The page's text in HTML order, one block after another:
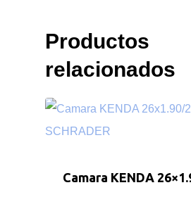
Productos
relacionados
Camara KENDA